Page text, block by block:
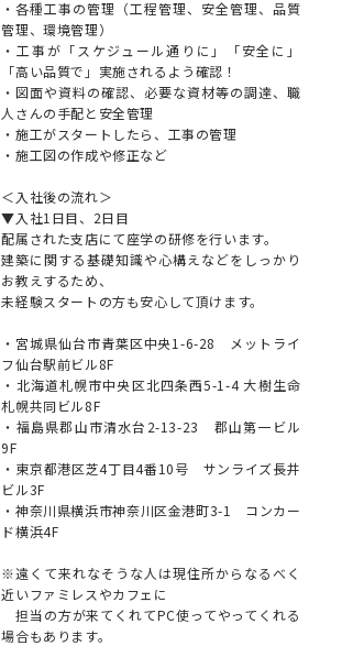
・各種工事の管理（工程管理、安全管理、品質
管理、環境管理）
・工事が「スケジュール通りに」「安全に」
「高い品質で」実施されるよう確認！
・図面や資料の確認、必要な資材等の調達、職
人さんの手配と安全管理
・施工がスタートしたら、工事の管理
・施工図の作成や修正など
＜入社後の流れ＞
▼入社1日目、2日目
配属された支店にて座学の研修を行います。
建築に関する基礎知識や心構えなどをしっかり
お教えするため、
未経験スタートの方も安心して頂けます。
・宮城県仙台市青葉区中央1-6-28 メットライ
フ仙台駅前ビル8F
・北海道札幌市中央区北四条西5-1-4 大樹生命
札幌共同ビル8F
・福島県郡山市清水台2-13-23 郡山第一ビル
9F
・東京都港区芝4丁目4番10号 サンライズ長井
ビル3F
・神奈川県横浜市神奈川区金港町3-1 コンカー
ド横浜4F
※遠くて来れなそうな人は現住所からなるべく
近いファミレスやカフェに
担当の方が来てくれてPC使ってやってくれる
場合もあります。